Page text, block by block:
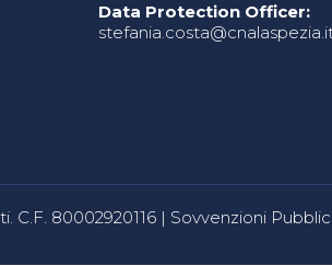
Data Protection Officer:
C.F. 80002920116 | Sovvenzioni